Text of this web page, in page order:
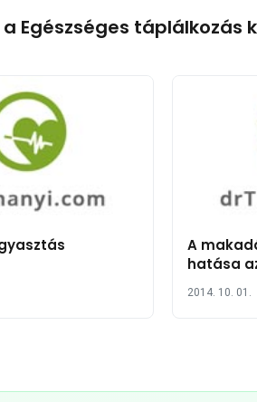
Egészséges táplálkozás
A
hatása
2014. 10. 01.